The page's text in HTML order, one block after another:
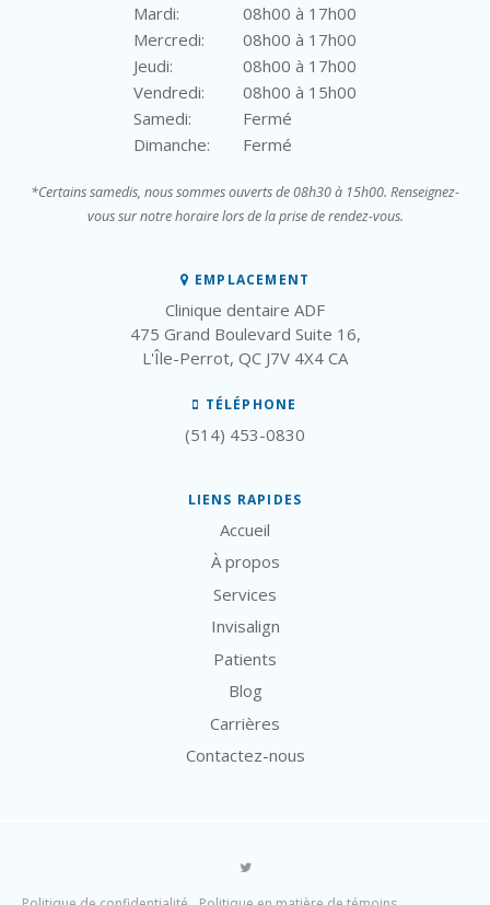
EMPLACEMENT
Clinique dentaire ADF
475 Grand Boulevard Suite 16
L'Île-Perrot QC J7V 4X4 CA
TÉLÉPHONE
(514) 453-0830
Mardi:
08h00 à 17h00
Mercredi:
08h00 à 17h00
Jeudi:
08h00 à 17h00
Vendredi:
08h00 à 15h00
Samedi:
Fermé
Dimanche:
Fermé
*Certains samedis, nous sommes ouverts de 08h30 à 15h00. Renseignez-
vous sur notre horaire lors de la prise de rendez-vous.
LIENS RAPIDES
Accueil
À propos
Services
Invisalign
Patients
Blog
Carrières
Contactez-nous